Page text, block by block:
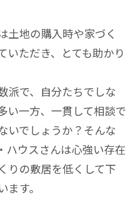
土地の購入時や家づく
いただき、とても助かり
派で、自分たちでしな
い一方、一貫して相談で
いでしょうか？そんな
ハウスさんは心強い存在
りの敷居を低くして下
す。